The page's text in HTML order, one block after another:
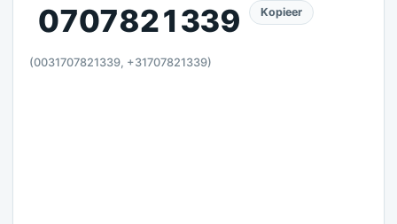
0707821339
(0031707821339, +31707821339)
Kopieer